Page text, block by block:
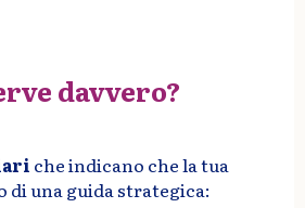
davvero?
che indicano che la tua
di una guida strategica: